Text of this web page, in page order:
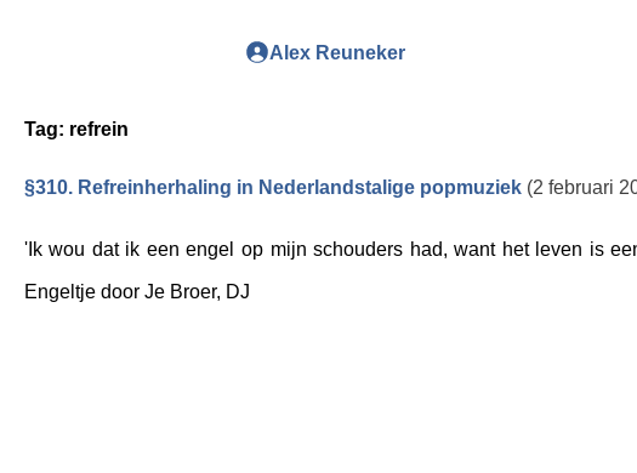
Alex Reuneker
Tag: refrein
§310. Refreinherhaling in Nederlandstalige popmuziek (2 februari
'Ik wou dat ik een engel op mijn schouders had, want het leven is
Engeltje door Je Broer, DJ